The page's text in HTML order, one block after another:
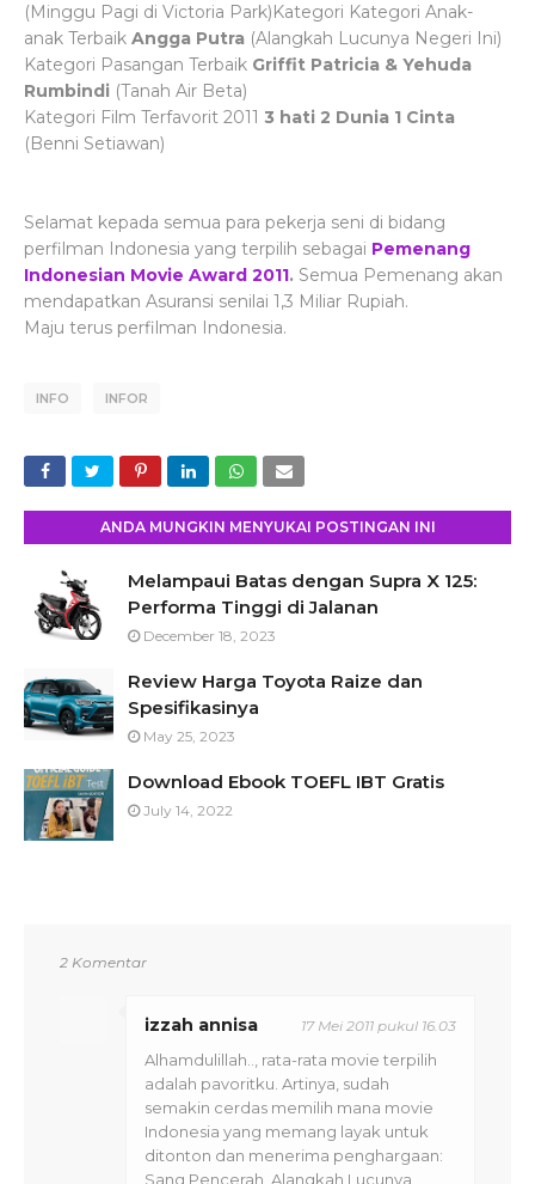
(Minggu Pagi di Victoria Park)Kategori Kategori Anak-
anak Terbaik Angga Putra (Alangkah Lucunya Negeri Ini)
Kategori Pasangan Terbaik Griffit Patricia & Yehuda
Rumbindi (Tanah Air Beta)
Kategori Film Terfavorit 2011 3 hati 2 Dunia 1 Cinta
(Benni Setiawan)
Selamat kepada semua para pekerja seni di bidang
perfilman Indonesia yang terpilih sebagai Pemenang
Indonesian Movie Award 2011. Semua Pemenang akan
mendapatkan Asuransi senilai 1,3 Miliar Rupiah.
Maju terus perfilman Indonesia.
INFO INFOR
ANDA MUNGKIN MENYUKAI POSTINGAN INI
Melampaui Batas dengan Supra X 125:
Performa Tinggi di Jalanan
December 18, 2023
Review Harga Toyota Raize dan
Spesifikasinya
May 25, 2023
Download Ebook TOEFL IBT Gratis
July 14, 2022
2 Komentar
izzah annisa 17 Mei 2011 pukul 16.03
Alhamdulillah.., rata-rata movie terpilih
adalah pavoritku. Artinya, sudah
semakin cerdas memilih mana movie
Indonesia yang memang layak untuk
ditonton dan menerima penghargaan:
Sang Pencerah, Alangkah Lucunya